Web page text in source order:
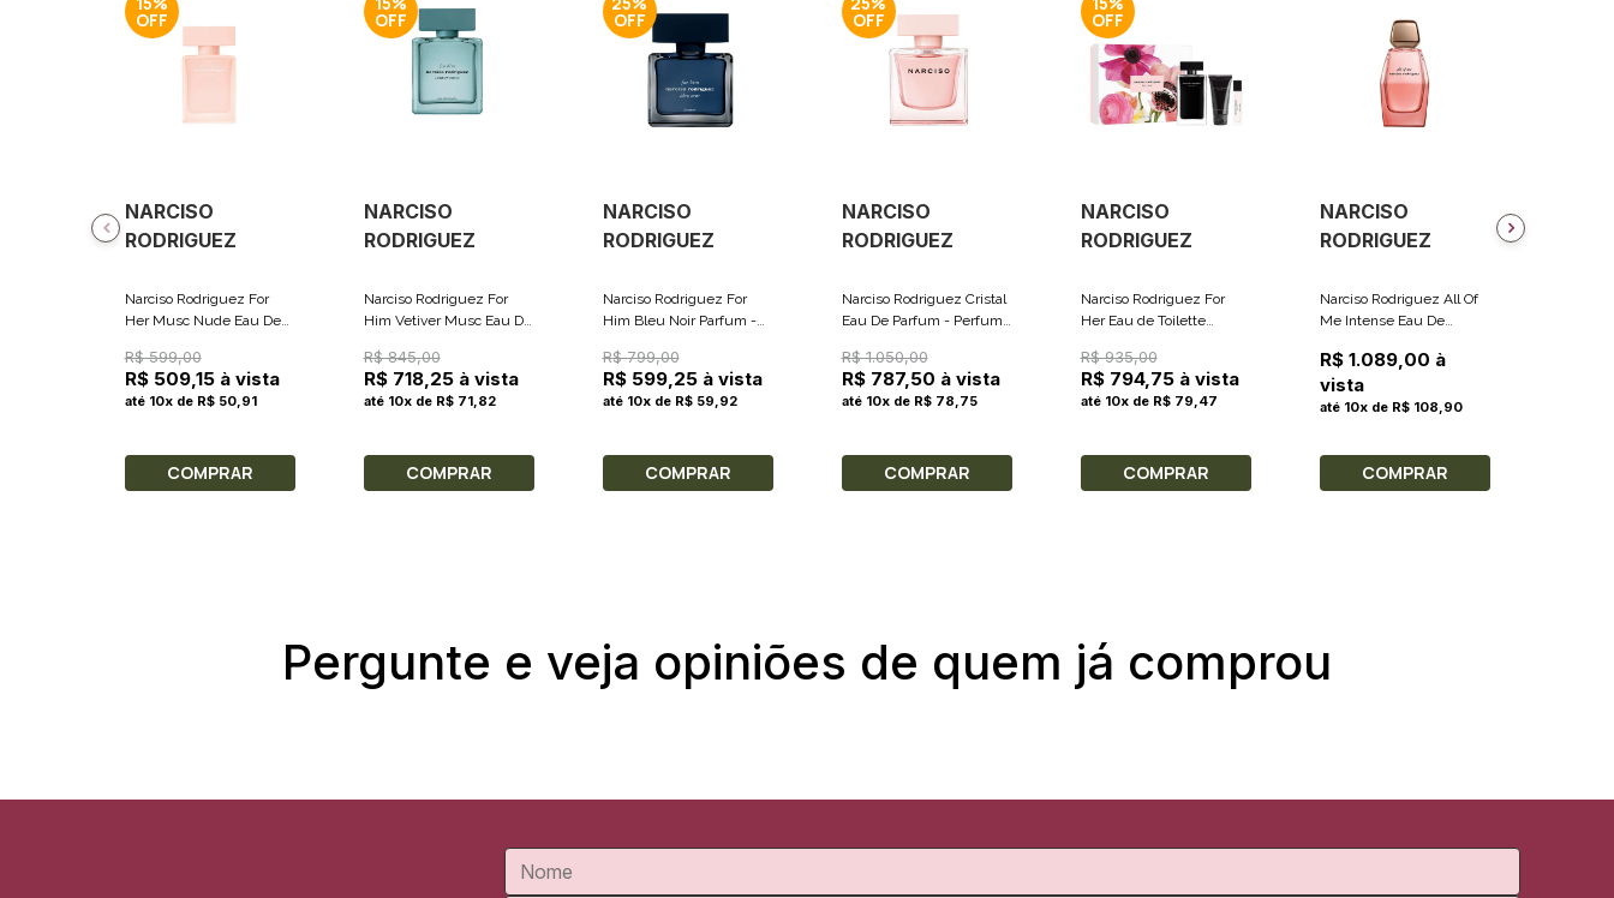
NARCISO
RODRIGUEZ
Narciso Rodriguez For
Her Musc Nude Eau De
Feminino 30ml
R$ 599,00
R$ 509,15 à vista
até 10x de R$ 50,91
COMPRAR
NARCISO
RODRIGUEZ
Narciso Rodriguez For
Him Vetiver Musc Eau De
Masculino 100ml
R$ 845,00
R$ 718,25 à vista
até 10x de R$ 71,82
COMPRAR
NARCISO
RODRIGUEZ
Narciso Rodriguez For
Him Bleu Noir Parfum -
R$ 799,00
R$ 599,25 à vista
até 10x de R$ 59,92
COMPRAR
NARCISO
RODRIGUEZ
Narciso Rodriguez Cristal
Eau De Parfum - Perfume
R$ 1.050,00
R$ 787,50 à vista
até 10x de R$ 78,75
COMPRAR
NARCISO
RODRIGUEZ
Narciso Rodriguez For
Her Eau de Toilette
Corporal 50ml + Travel
Size 10ml
R$ 935,00
R$ 794,75 à vista
até 10x de R$ 79,47
COMPRAR
NARCISO
RODRIGUEZ
Narciso Rodriguez All Of
Me Intense Eau De
Feminino 90ml
R$ 1.089,00 à
vista
até 10x de R$ 108,90
COMPRAR
Pergunte e veja opiniões de quem já comprou